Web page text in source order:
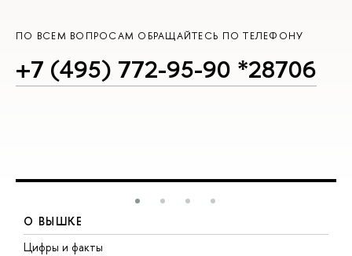
ПО ВСЕМ ВОПРОСАМ ОБРАЩАЙТЕСЬ ПО ТЕЛЕФОНУ
+7 (495) 772-95-90 *28706
О ВЫШКЕ
Цифры и факты